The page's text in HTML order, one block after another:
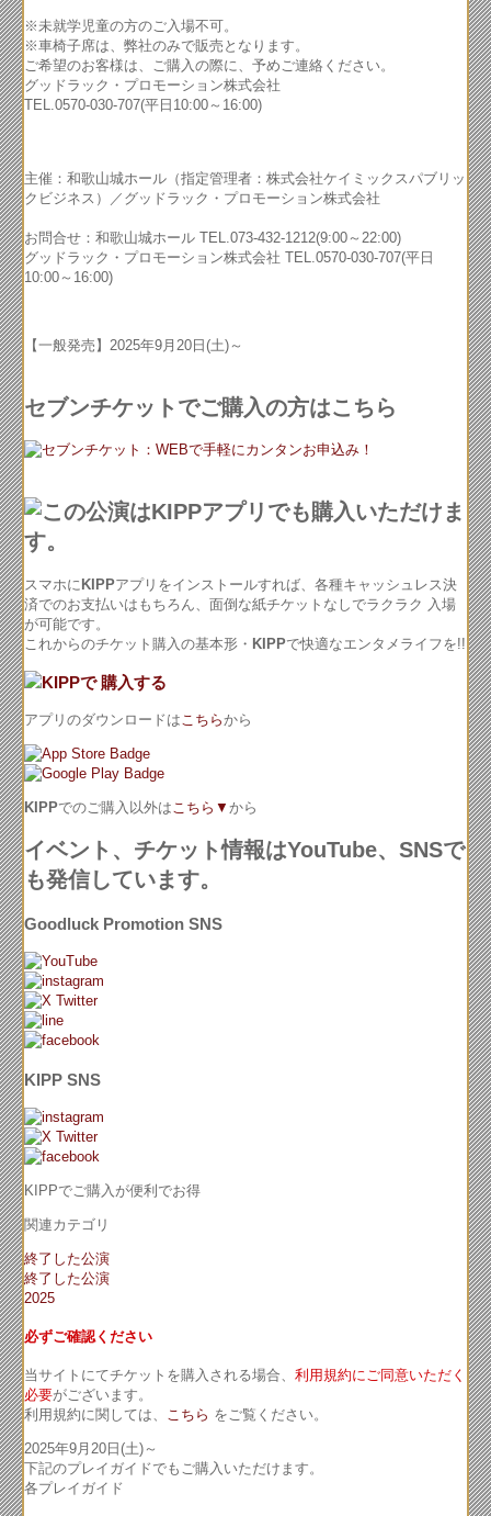
※未就学児童の方のご入場不可。
※車椅子席は、弊社のみで販売となります。
ご希望のお客様は、ご購入の際に、予めご連絡ください。
グッドラック・プロモーション株式会社
TEL.0570-030-707(平日10:00～16:00)
主催：和歌山城ホール（指定管理者：株式会社ケイミックスパブリッ
クビジネス）／グッドラック・プロモーション株式会社
お問合せ：和歌山城ホール TEL.073-432-1212(9:00～22:00)
グッドラック・プロモーション株式会社 TEL.0570-030-707(平日
10:00～16:00)
【一般発売】2025年9月20日(土)～
セブンチケットでご購入の方はこちら
スマホに KIPPアプリをインストールすれば、各種キャッシュレス決
済でのお支払いはもちろん、面倒な紙チケットなしでラクラク 入場
が可能です。
これからのチケット購入の基本形・ KIPPで快適なエンタメライフを!!
アプリのダウンロードは こちらから
KIPPでのご購入以外は こちら▼ から
イベント、チケット情報はYouTube、SNSで
も発信しています。
Goodluck Promotion SNS
KIPP SNS
KIPPでご購入が便利でお得
関連カテゴリ
終了した公演
終了した公演
2025
必ずご確認ください
当サイトにてチケットを購入される場合、 利用規約にご同意いただく
必要がございます。
利用規約に関しては、 こちら をご覧ください。
2025年9月20日(土)～
下記のプレイガイドでもご購入いただけます。
各プレイガイド